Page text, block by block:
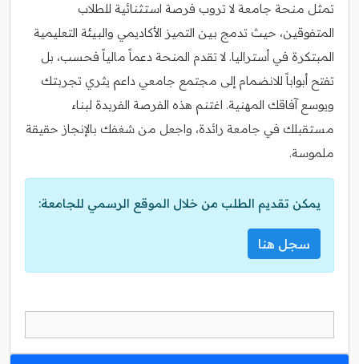
تمثل منحة جامعة لا تروب فرصة استثنائية للطلاب
المتفوقين، حيث تدمج بين التميز الأكاديمي والبيئة التعليمية
المبتكرة في أستراليا. لا تقدم المنحة دعماً مالياً فحسب، بل
تفتح أبواباً للانضمام إلى مجتمع جامعي داعم يثري تجربتك
ويوسع آفاقك المهنية. اغتنم هذه الفرصة الفريدة لبناء
مستقبلك في جامعة رائدة، واجعل من شغفك بالإنجاز حقيقة
ملموسة.
يمكن تقديم الطلب من خلال الموقع الرسمي للجامعة:
سجل هنا